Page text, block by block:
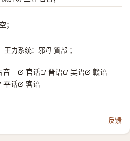
；
力系统：邪母 質部 ；
音 | 官话 晋语 吴语
赣语
平话 客语
反馈